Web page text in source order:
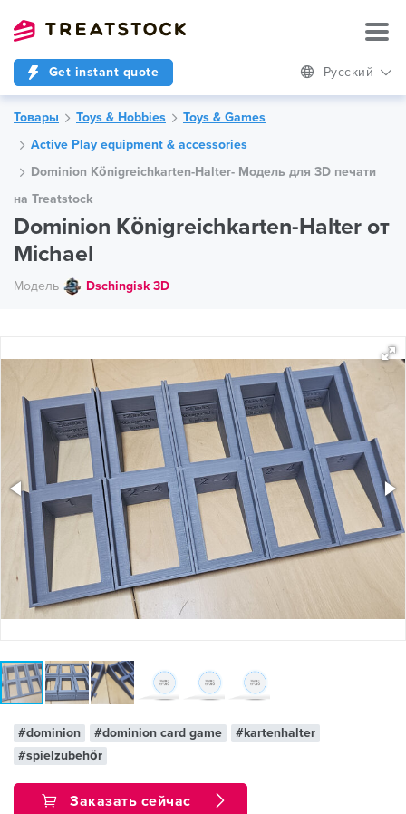
Get instant quote Русский
Товары Toys & Hobbies
Toys & Games
Active Play equipment & accessories
Dominion Königreichkarten-Halter- Модель для 3D печати
на Treatstock
Dominion Königreichkarten-Halter от
Michael
Модель Dschingisk 3D
#dominion #dominion card game
#kartenhalter
#spielzubehör
Заказать сейчас